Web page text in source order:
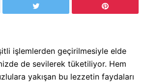
işlemlerden geçirilmesiyle elde
de sevilerek tüketiliyor. Hem
yakışan bu lezzetin faydaları